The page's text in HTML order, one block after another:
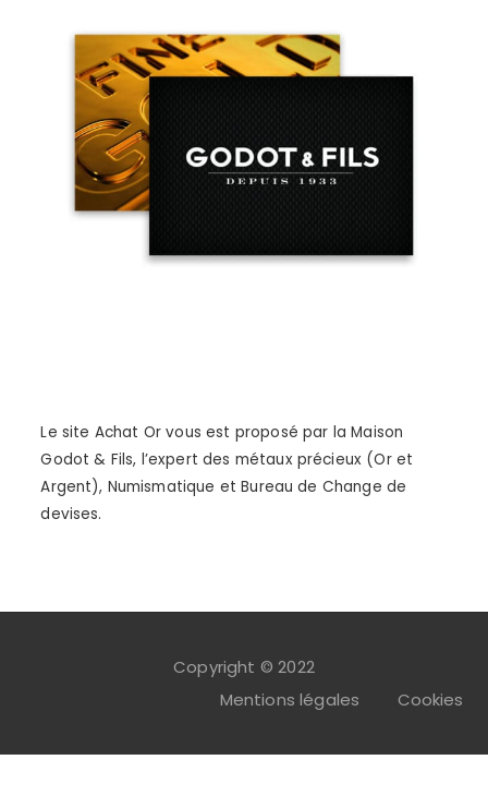
Le site Achat Or vous est proposé par la Maison
Godot & Fils, l’expert des métaux précieux (Or et
Argent), Numismatique et Bureau de Change de
devises.
Copyright © 2022
Mentions légales
Cookies